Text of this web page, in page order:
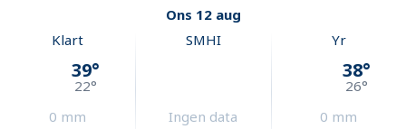
Ons 12 aug
Klart
39°
22°
0 mm
SMHI
Ingen data
Yr
38°
26°
0 mm